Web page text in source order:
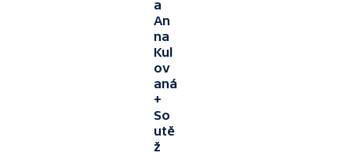
a
An
na
Kul
ov
aná
+
So
utě
ž